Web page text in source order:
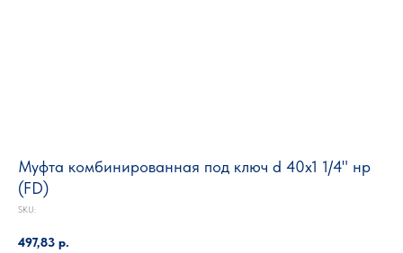
Муфта комбинированная под ключ d 40х1 1/4" нр
(FD)
SKU:
497,83 р.